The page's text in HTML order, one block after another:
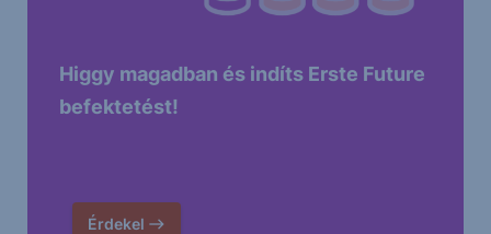
Higgy magadban és indíts Erste Future
befektetést!
Érdekel